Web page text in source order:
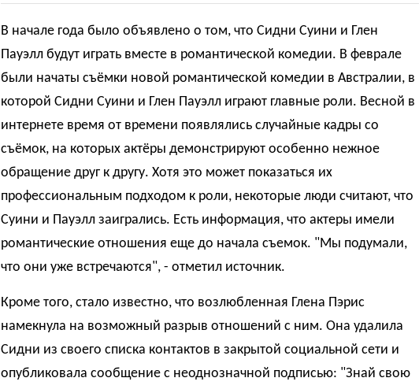
В начале года было объявлено о том, что Сидни Суини и Глен
Пауэлл будут играть вместе в романтической комедии. В феврале
были начаты съёмки новой романтической комедии в Австралии, в
которой Сидни Суини и Глен Пауэлл играют главные роли. Весной в
интернете время от времени появлялись случайные кадры со
съёмок, на которых актёры демонстрируют особенно нежное
обращение друг к другу. Хотя это может показаться их
профессиональным подходом к роли, некоторые люди считают, что
Суини и Пауэлл заигрались. Есть информация, что актеры имели
романтические отношения еще до начала съемок. "Мы подумали,
что они уже встречаются", - отметил источник.
Кроме того, стало известно, что возлюбленная Глена Пэрис
намекнула на возможный разрыв отношений с ним. Она удалила
Сидни из своего списка контактов в закрытой социальной сети и
опубликовала сообщение с неоднозначной подписью: "Знай свою